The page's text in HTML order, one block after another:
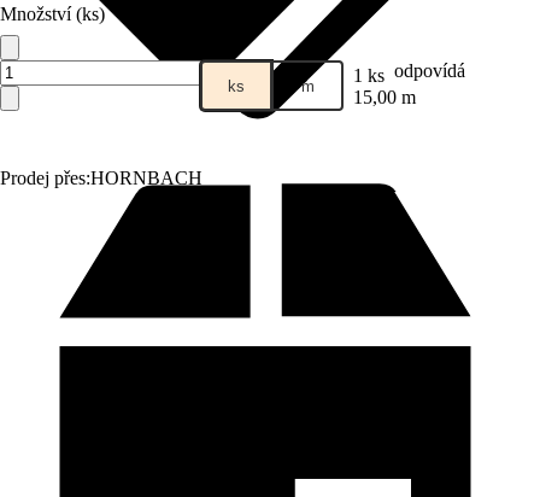
Prodej přes:HORNBACH
Množství (ks)
ks m 1 ks odpovídá
15,00 m